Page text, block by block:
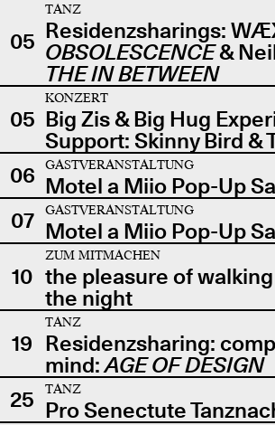
05
TANZ
Residenzsharings:
OBSOLESCENCE&
THE IN BETWEEN
05
KONZERT
Big Zis & Big Hug
Support: Skinny Bird &
06
GASTVERANSTALTUNG
Motel a Miio Pop-Up
07
GASTVERANSTALTUNG
Motel a Miio Pop-Up
10
ZUM MITMACHEN
the pleasure of
the night
19
TANZ
Residenzsharing:
mind:AGE OF DESIGN
25
TANZ
Pro Senectute